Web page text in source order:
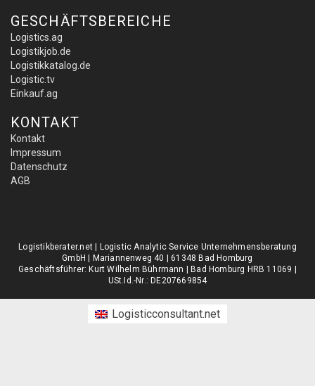
GESCHÄFTSBEREICHE
Logistics.ag
Logistikjob.de
Logistikkatalog.de
Logistic.tv
Einkauf.ag
KONTAKT
Kontakt
Impressum
Datenschutz
AGB
Logistikberater.net | Logistic Analytic Service Unternehmensberatung
GmbH | Mariannenweg 40 | 61348 Bad Homburg
Geschäftsführer: Kurt Wilhelm Bührmann | Bad Homburg HRB 11069 |
USt.Id.-Nr.: DE207669854
Logisticconsultant.net